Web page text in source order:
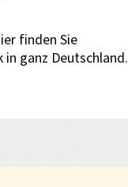
finden Sie
ganz Deutschland.